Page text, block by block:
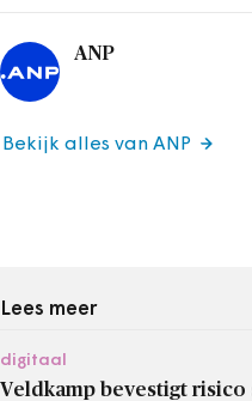
ANP
Bekijk alles van ANP
Lees meer
digitaal
Veldkamp bevestigt